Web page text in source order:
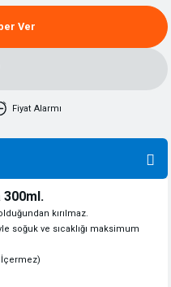
Ver
Fiyat Alarmı
300ml.
kırılmaz.
soğuk ve sıcaklığı maksimum
İçermez)